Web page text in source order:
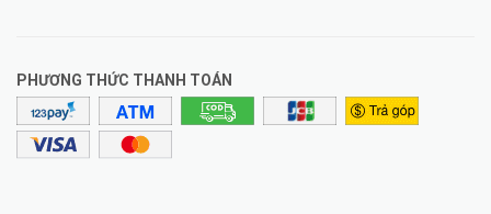
PHƯƠNG THỨC THANH TOÁN